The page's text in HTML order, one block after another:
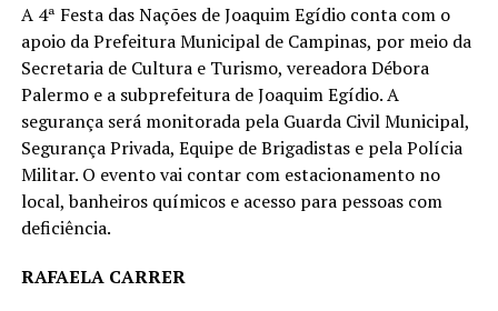
A 4ª Festa das Nações de Joaquim Egídio conta com o
apoio da Prefeitura Municipal de Campinas, por meio da
Secretaria de Cultura e Turismo, vereadora Débora
Palermo e a subprefeitura de Joaquim Egídio. A
segurança será monitorada pela Guarda Civil Municipal,
Segurança Privada, Equipe de Brigadistas e pela Polícia
Militar. O evento vai contar com estacionamento no
local, banheiros químicos e acesso para pessoas com
deficiência.
RAFAELA CARRER